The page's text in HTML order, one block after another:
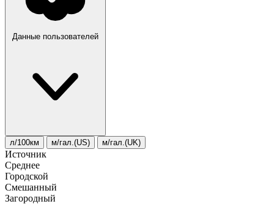
Данные пользователей
л/100км м/гал.(US) м/гал.(UK)
Источник
Среднее
Городской
Смешанный
Загородный